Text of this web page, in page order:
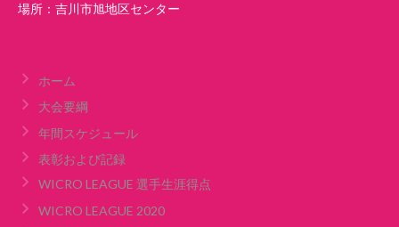
場所：吉川市旭地区センター
ホーム
大会要綱
年間スケジュール
表彰および記録
WICRO LEAGUE 選手生涯得点
WICRO LEAGUE 2020